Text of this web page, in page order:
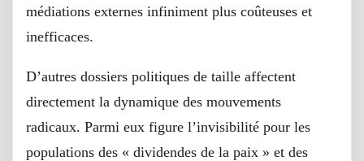
médiations externes infiniment plus coûteuses et
inefficaces.
D’autres dossiers politiques de taille affectent
directement la dynamique des mouvements
radicaux. Parmi eux figure l’invisibilité pour les
populations des « dividendes de la paix » et des